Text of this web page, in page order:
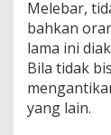
Melebar,
bahkan
lama ini
Bila tidak
yang lain.